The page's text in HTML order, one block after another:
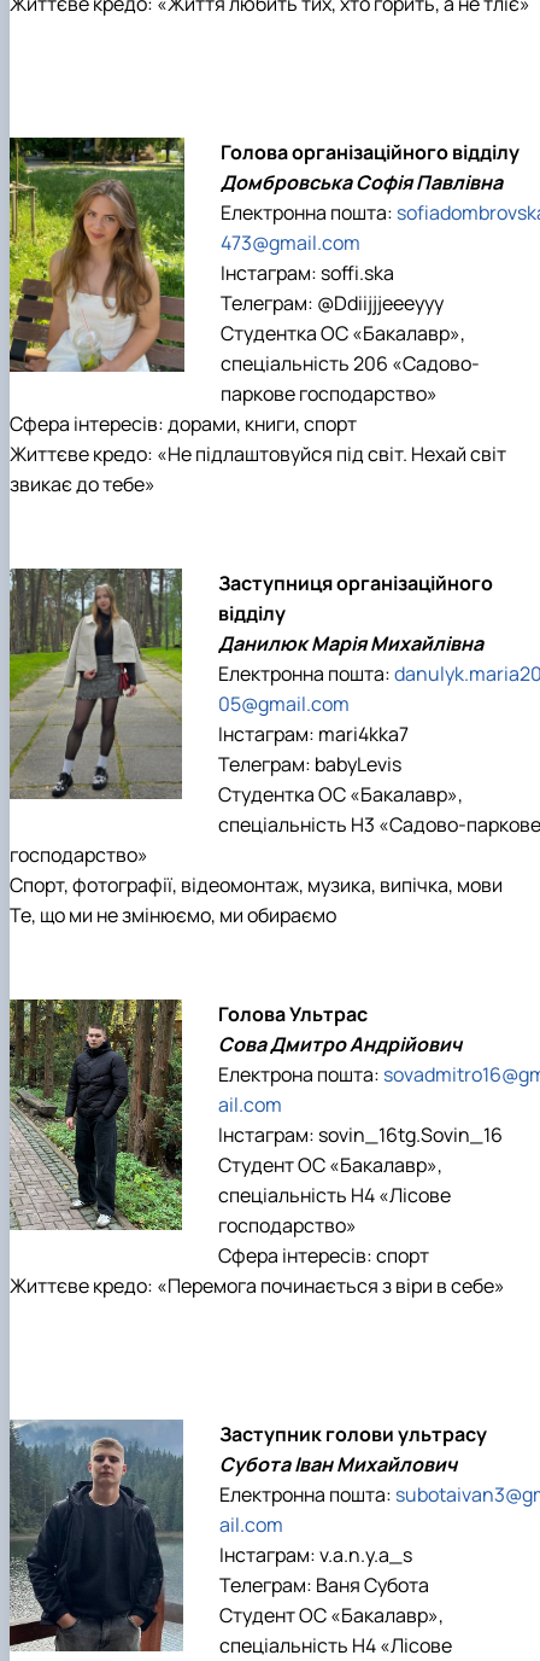
Голова організаційного відділу
Домбровська Софія Павлівна
Електронна пошта:
473@gmail.com
Інстаграм: soffi.ska
Телеграм: @Ddiijjjeeeyyy
Студентка ОС «Бакалавр»,
спеціальність 206 «Садово-
паркове господарство»
Сфера інтересів: дорами, книги, спорт
Життєве кредо: «Не підлаштовуйся під світ. Нехай світ
звикає до тебе»
Заступниця організаційного
відділу
Данилюк Марія Михайлівна
Електронна пошта:
05@gmail.com
Інстаграм: mari4kka7
Телеграм: babyLevis
Студентка ОС «Бакалавр»,
спеціальність Н3 «Садово-паркове
господарство»
Спорт, фотографії, відеомонтаж, музика, випічка, мови
Те, що ми не змінюємо, ми обираємо
Голова Ультрас
Сова Дмитро Андрійович
Електрона пошта:
ail.com
Інстаграм: sovin_16tg.Sovin_16
Студент ОС «Бакалавр»,
спеціальність H4 «Лісове
господарство»
Сфера інтересів: спорт
Життєве кредо: «Перемога починається з віри в себе»
Заступник голови ультрасу
Субота Іван Михайлович
Електронна пошта:
ail.com
Інстаграм: v.a.n.y.a_s
Телеграм: Ваня Субота
Студент ОС «Бакалавр»,
спеціальність H4 «Лісове